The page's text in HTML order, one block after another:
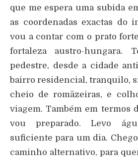
que me espera uma subida
as coordenadas exactas do
vou a contar com o prato
fortaleza austro-hungara.
pedestre, desde a cidade
bairro residencial, tranquilo,
cheio de romãzeiras, e
viagem. Também em termos
vou preparado. Levo
suficiente para um dia.
caminho alternativo, para